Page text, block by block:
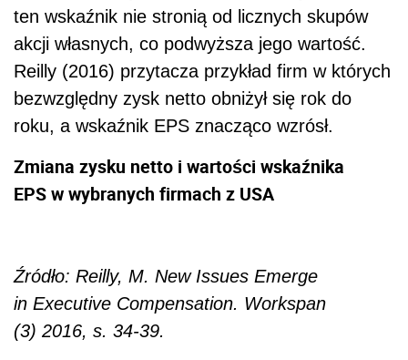
ten wskaźnik nie stronią od licznych skupów
akcji własnych, co podwyższa jego wartość.
Reilly (2016) przytacza przykład firm w których
bezwzględny zysk netto obniżył się rok do
roku, a wskaźnik EPS znacząco wzrósł.
Zmiana zysku netto i wartości wskaźnika
EPS w wybranych firmach z USA
Źródło: Reilly, M. New Issues Emerge
in Executive Compensation. Workspan
(3) 2016, s. 34-39.